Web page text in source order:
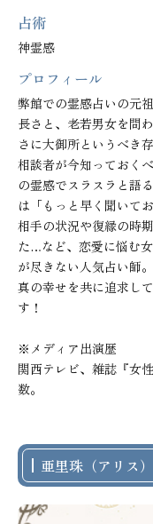
占術
神霊感
プロフィール
弊館での霊感占いの元
長さと、老若男女を問
さに大御所というべき存
相談者が今知っておく
の霊感でスラスラと語
は「もっと早く聞いて
相手の状況や復縁の時
た…など、恋愛に悩む
が尽きない人気占い師。
真の幸せを共に追求し
す！
※メディア出演歴
関西テレビ、雑誌『女
数。
亜里珠（アリス